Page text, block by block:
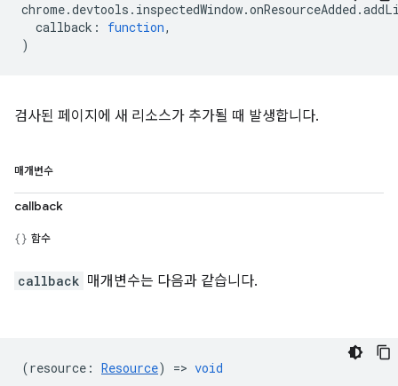
chrome.devtools . inspectedWindow.onResourceAdded .
callback : function,
)
검사된 페이지에 새 리소스가 추가될 때 발생합니다.
매개변수
callback
함수
callback 매개변수는 다음과 같습니다.
(resource : Resource) => void